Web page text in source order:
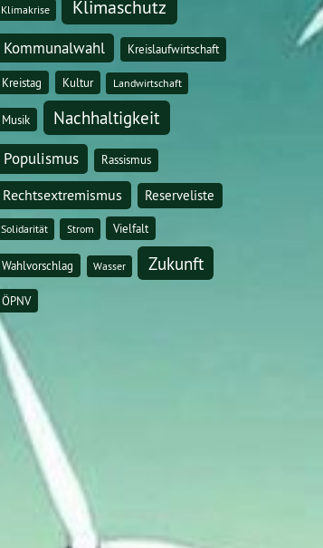
Klimakrise Klimaschutz
Kommunalwahl Kreislaufwirtschaft
Kreistag Kultur Landwirtschaft
Musik Nachhaltigkeit
Populismus Rassismus
Rechtsextremismus Reserveliste
Solidarität Strom Vielfalt
Wahlvorschlag Wasser Zukunft
ÖPNV